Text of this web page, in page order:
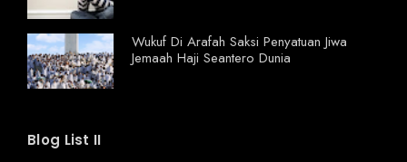
Wukuf Di Arafah Saksi Penyatuan Jiwa
Jemaah Haji Seantero Dunia
Blog List II